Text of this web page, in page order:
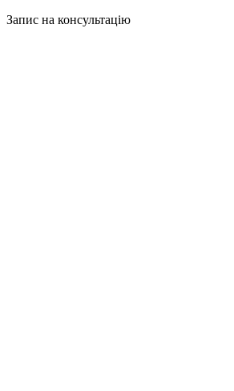
Запис на консультацію